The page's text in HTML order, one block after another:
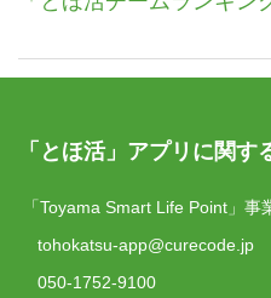
「とほ活」アプリに関す
「Toyama Smart Life Point」事
tohokatsu-app@curecode.jp
050-1752-9100